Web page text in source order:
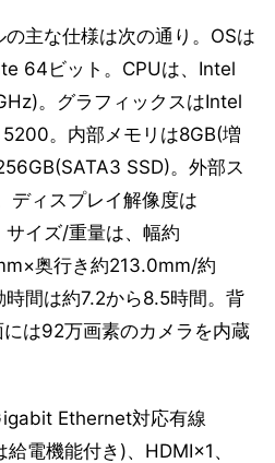
主な仕様は次の通り。OSは
64ビット。CPUは、Intel
。グラフィックスはIntel
。内部メモリは8GB(増
SSD)。外部ス
ディスプレイ解像度は
イズ/重量は、幅約
奥行き約213.0mm/約
間は約7.2から8.5時間。背
は92万画素のカメラを内蔵
Ethernet対応有線
電機能付き)、HDMI×1、